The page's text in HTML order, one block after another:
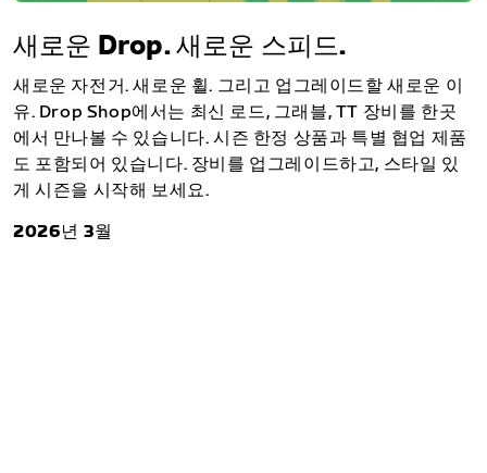
새로운 Drop. 새로운 스피드.
새로운 자전거. 새로운 휠. 그리고 업그레이드할 새로운 이
유. Drop Shop에서는 최신 로드, 그래블, TT 장비를 한곳
에서 만나볼 수 있습니다. 시즌 한정 상품과 특별 협업 제품
도 포함되어 있습니다. 장비를 업그레이드하고, 스타일 있
게 시즌을 시작해 보세요.
2026년 3월